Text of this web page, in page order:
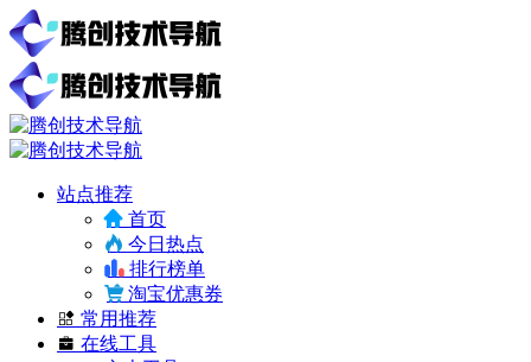
站点推荐
首页
今日热点
排行榜单
淘宝优惠券
常用推荐
在线工具